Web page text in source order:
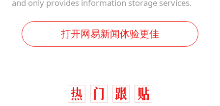
and only provides information storage services.
打开网易新闻体验更佳